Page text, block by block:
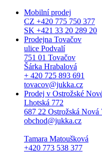
Mobilní prodej
CZ +420 775 750 377
SK +421 33 20 289 20
Prodejna Tovačov
ulice Podvalí
751 01 Tovačov
Šárka Hrabalová
+ 420 725 893 691
tovacov@jukka.cz
Prodej v Ostrožské
Lhotská 772
687 22 Ostrožská Nová
obchod@jukka.cz
Tamara Matoušková
+420 773 538 377